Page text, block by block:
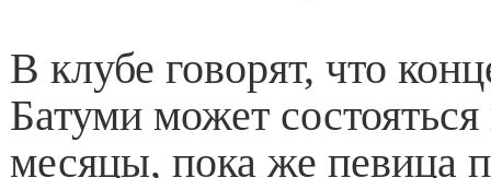
В клубе говорят, что
Батуми может
месяцы, пока же певица